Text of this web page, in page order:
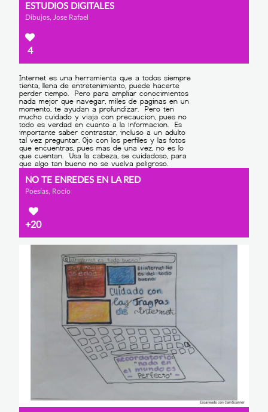
ESTUDIOS DIGITALES
Dibujos, Jose Rafael
4
NO TE ENREDES EN LA RED
Poesías, Rocío
+20